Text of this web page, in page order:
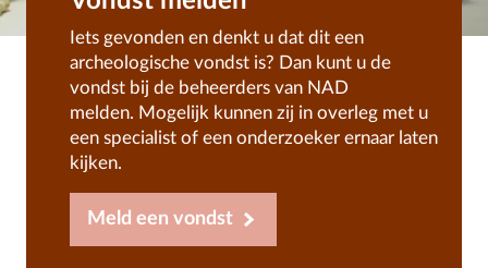
Iets gevonden en denkt u dat dit een
archeologische vondst is? Dan kunt u de
vondst bij de beheerders van NAD
melden. Mogelijk kunnen zij in overleg met u
een specialist of een onderzoeker ernaar laten
kijken.
Meld een vondst